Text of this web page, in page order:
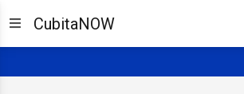
CubitaNOW